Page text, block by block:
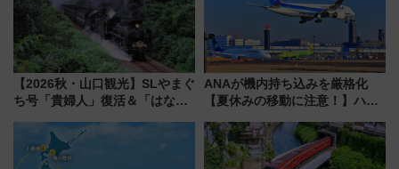
【2026秋・山口観光】SLやまぐ
ち号「貴婦人」復活＆「はなあ
注目観光列車まとめ きっぷの取
り方は？
ANAが機内持ち込みを厳格化
【夏休みの移動に注意！】ハン
「身の回り品」新サイズ制限
(40×30×20cm)おさらい